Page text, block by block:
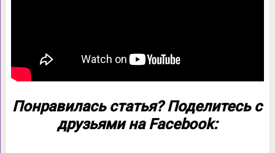
Понравилась статья? Поделитесь с
друзьями на Facebook: